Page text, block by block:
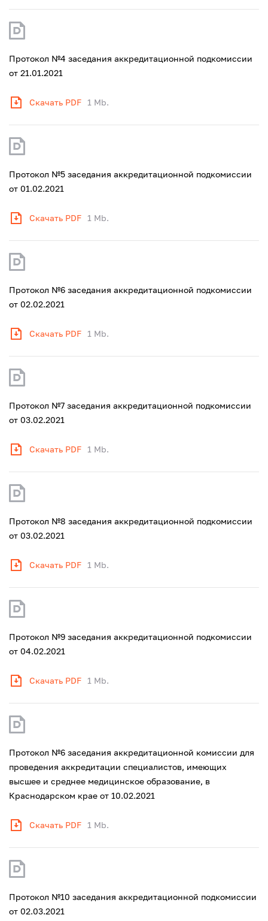
Протокол №4 заседания аккредитационной подкомиссии
от 21.01.2021
Скачать PDF 1 Mb.
Протокол №5 заседания аккредитационной подкомиссии
от 01.02.2021
Скачать PDF 1 Mb.
Протокол №6 заседания аккредитационной подкомиссии
от 02.02.2021
Скачать PDF 1 Mb.
Протокол №7 заседания аккредитационной подкомиссии
от 03.02.2021
Скачать PDF 1 Mb.
Протокол №8 заседания аккредитационной подкомиссии
от 03.02.2021
Скачать PDF 1 Mb.
Протокол №9 заседания аккредитационной подкомиссии
от 04.02.2021
Скачать PDF 1 Mb.
Протокол №6 заседания аккредитационной комиссии для
проведения аккредитации специалистов, имеющих
высшее и среднее медицинское образование, в
Краснодарском крае от 10.02.2021
Скачать PDF 1 Mb.
Протокол №10 заседания аккредитационной подкомиссии
от 02.03.2021